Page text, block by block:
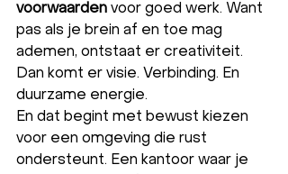
voorwaarden voor goed werk. Want
pas als je brein af en toe mag
ademen, ontstaat er creativiteit.
Dan komt er visie. Verbinding. En
duurzame energie.
En dat begint met bewust kiezen
voor een omgeving die rust
ondersteunt. Een kantoor waar je